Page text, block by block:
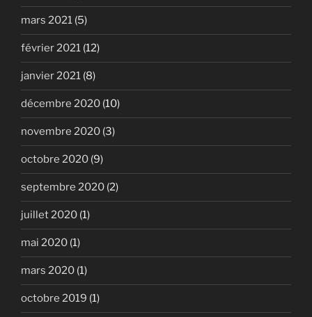
mars 2021 (5)
février 2021 (12)
janvier 2021 (8)
décembre 2020 (10)
novembre 2020 (3)
octobre 2020 (9)
septembre 2020 (2)
juillet 2020 (1)
mai 2020 (1)
mars 2020 (1)
octobre 2019 (1)